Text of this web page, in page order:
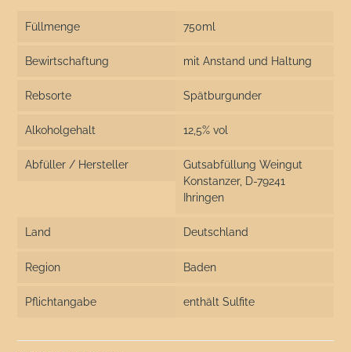
Füllmenge 750ml
Bewirtschaftung mit Anstand und Haltung
Rebsorte Spätburgunder
Alkoholgehalt 12,5% vol
Abfüller / Hersteller
Gutsabfüllung Weingut
Konstanzer, D-79241
Ihringen
Land Deutschland
Region Baden
Pflichtangabe enthält Sulfite